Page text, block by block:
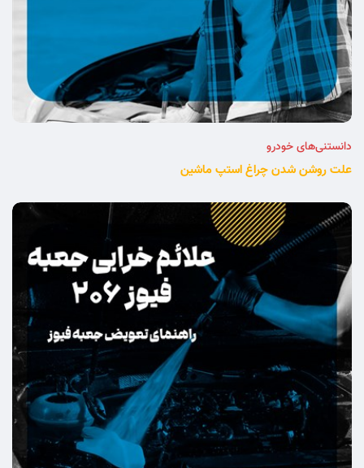
دانستنی‌های خودرو
علت روشن شدن چراغ استپ ماشین